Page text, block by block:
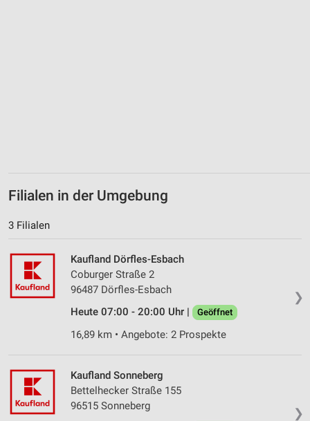
Filialen in der Umgebung
3 Filialen
❯
Kaufland Dörfles-Esbach
Coburger Straße 2
96487 Dörfles-Esbach
Heute 07:00 - 20:00 Uhr |
Geöffnet
16,89 km • Angebote: 2 Prospekte
❯
Kaufland Sonneberg
Bettelhecker Straße 155
96515 Sonneberg
Analyse von Zielgruppen durch Statistiken oder
Quellen
Entwicklung und Verbesserung der Angebote
Verwendung reduzierter Daten zur Auswahl von
Inhalten
IAB-Besonderheiten:
Verwendung genauer Standortdaten
Informationen identifizieren
Nicht-IAB-Verarbeitungszwecke: